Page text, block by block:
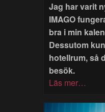
Jag har varit
IMAGO
bra i min
Dessutom
hotellrum, så
besök.
Läs mer…